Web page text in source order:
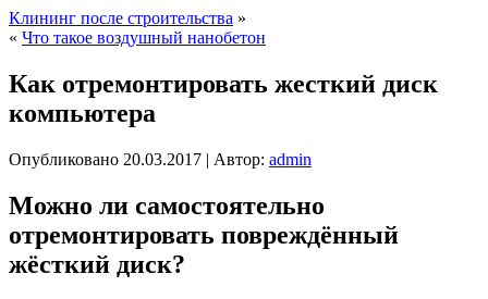
Клининг после строительства »
« Что такое воздушный нанобетон
Как отремонтировать жесткий диск
компьютера
Опубликовано 20.03.2017 | Автор: admin
Можно ли самостоятельно
отремонтировать повреждённый
жёсткий диск?